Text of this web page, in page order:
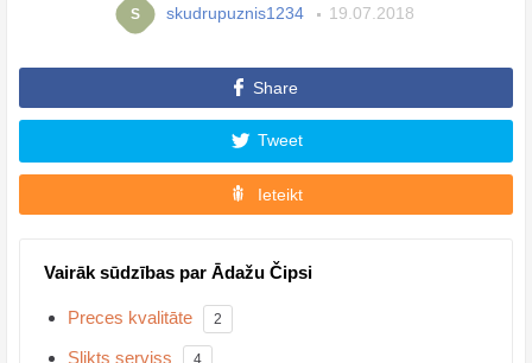
S skudrupuznis1234 19.07.2018
Share
Tweet
Ieteikt
Vairāk sūdzības par Ādažu Čipsi
Preces kvalitāte 2
Slikts serviss 4